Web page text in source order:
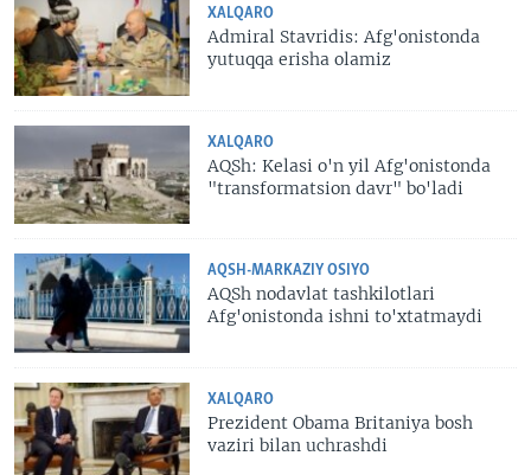
XALQARO
Admiral Stavridis: Afg'onistonda
yutuqqa erisha olamiz
XALQARO
AQSh: Kelasi o'n yil Afg'onistonda
"transformatsion davr" bo'ladi
AQSH-MARKAZIY OSIYO
AQSh nodavlat tashkilotlari
Afg'onistonda ishni to'xtatmaydi
XALQARO
Prezident Obama Britaniya bosh
vaziri bilan uchrashdi